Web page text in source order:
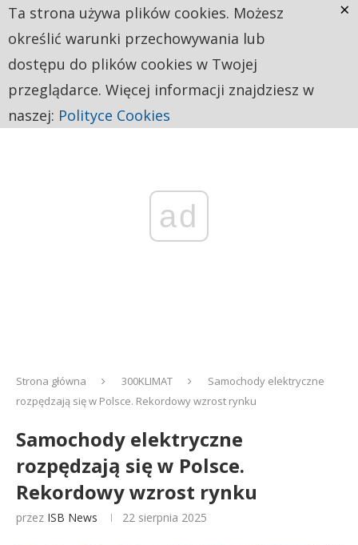
ad
Strona główna 300KLIMAT
Samochody elektryczne
rozpędzają się w Polsce. Rekordowy wzrost rynku
Samochody elektryczne
rozpędzają się w Polsce.
Rekordowy wzrost rynku
przez ISB News 22 sierpnia 2025
Ta strona używa plików cookies. Możesz
określić warunki przechowywania lub
dostępu do plików cookies w Twojej
przeglądarce. Więcej informacji znajdziesz w
naszej: Polityce Cookies
×